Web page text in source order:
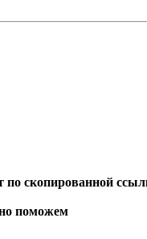
по скопированной
поможем